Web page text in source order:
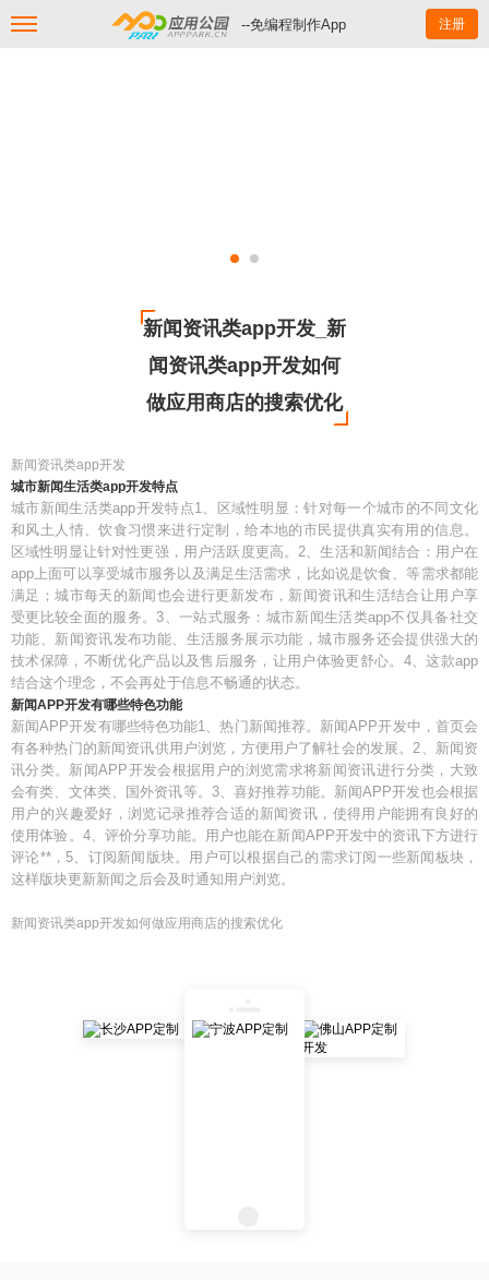
--免编程制作App 注册
新闻资讯类app开发_新
闻资讯类app开发如何
做应用商店的搜索优化
新闻资讯类app开发
城市新闻生活类app开发特点
城市新闻生活类app开发特点1、区域性明显：针对每一个城市的不同文化
和风土人情、饮食习惯来进行定制，给本地的市民提供真实有用的信息。
区域性明显让针对性更强，用户活跃度更高。2、生活和新闻结合：用户在
app上面可以享受城市服务以及满足生活需求，比如说是饮食、等需求都能
满足；城市每天的新闻也会进行更新发布，新闻资讯和生活结合让用户享
受更比较全面的服务。3、一站式服务：城市新闻生活类app不仅具备社交
功能、新闻资讯发布功能、生活服务展示功能，城市服务还会提供强大的
技术保障，不断优化产品以及售后服务，让用户体验更舒心。4、这款app
结合这个理念，不会再处于信息不畅通的状态。
新闻APP开发有哪些特色功能
新闻APP开发有哪些特色功能1、热门新闻推荐。新闻APP开发中，首页会
有各种热门的新闻资讯供用户浏览，方便用户了解社会的发展。2、新闻资
讯分类。新闻APP开发会根据用户的浏览需求将新闻资讯进行分类，大致
会有类、文体类、国外资讯等。3、喜好推荐功能。新闻APP开发也会根据
用户的兴趣爱好，浏览记录推荐合适的新闻资讯，使得用户能拥有良好的
使用体验。4、评价分享功能。用户也能在新闻APP开发中的资讯下方进行
评论**，5、订阅新闻版块。用户可以根据自己的需求订阅一些新闻板块，
这样版块更新新闻之后会及时通知用户浏览。
新闻资讯类app开发如何做应用商店的搜索优化